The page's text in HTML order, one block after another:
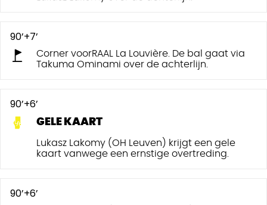
90’+7’
Corner voorRAAL La Louvière. De bal gaat via
Takuma Ominami over de achterlijn.
90’+6’
GELE KAART
Lukasz Lakomy (OH Leuven) krijgt een gele
kaart vanwege een ernstige overtreding.
90’+6’